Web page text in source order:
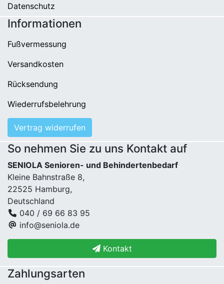
Datenschutz
Informationen
Fußvermessung
Versandkosten
Rücksendung
Wiederrufsbelehrung
Vertrag widerrufen
So nehmen Sie zu uns Kontakt auf
SENIOLA Senioren- und Behindertenbedarf
Kleine Bahnstraße 8,
22525 Hamburg,
Deutschland
040 / 69 66 83 95
info@seniola.de
Kontakt
Zahlungsarten